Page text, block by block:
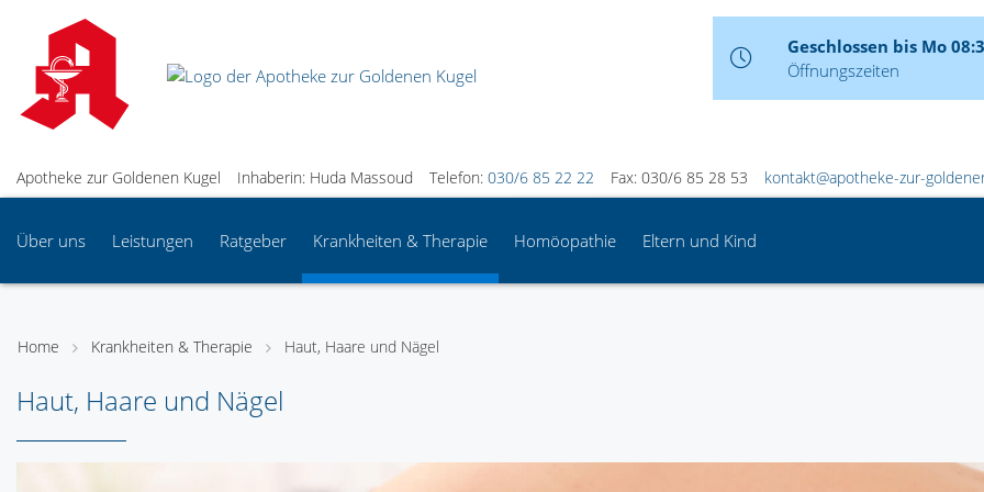
Geschlossen bis Mo
Öffnungszeiten
Apotheke zur Goldenen Kugel Inhaberin: Huda Massoud Telefon: 030/6 85 22 22 Fax: 030/6 85 28 53 kontakt@apotheke-zur-
Über uns Leistungen Ratgeber Krankheiten & Therapie Homöopathie Eltern und Kind
Home Krankheiten & Therapie Haut, Haare und Nägel
Haut, Haare und Nägel